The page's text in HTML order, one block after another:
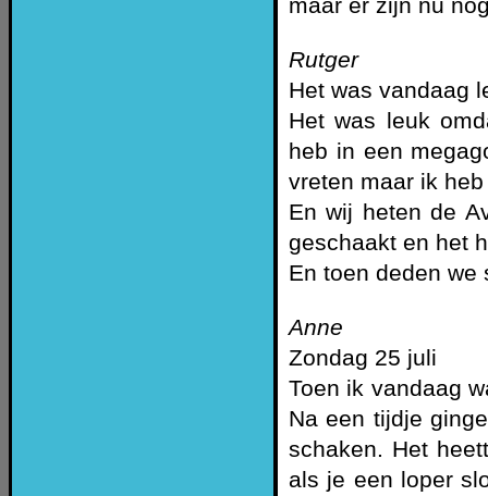
maar er zijn nu
Rutger
Het was vandaag
Het was leuk
heb in een
vreten maar ik
En wij heten de
geschaakt en het
En toen deden we
Anne
Zondag 25 juli
Toen ik vandaag
Na een tijdje
schaken. Het
als je een loper